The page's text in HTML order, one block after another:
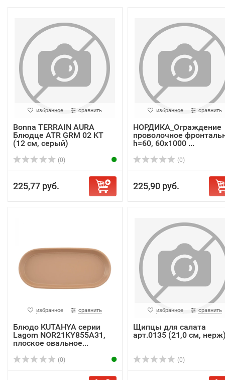
избранное сравнить
Bonna TERRAIN AURA
Блюдце ATR GRM 02 KT
(12 см, серый)
(0)
225,77 руб.
избранное сравнить
НОРДИКА_Ограждение
проволочное
h=60, 60х1000 ...
(0)
225,90 руб.
избранное сравнить
Блюдо KUTAHYA серии
Lagom NOR21KY855A31,
плоское овальное...
(0)
избранное сравнить
Щипцы для салата
арт.0135 (21,0 см,
(0)